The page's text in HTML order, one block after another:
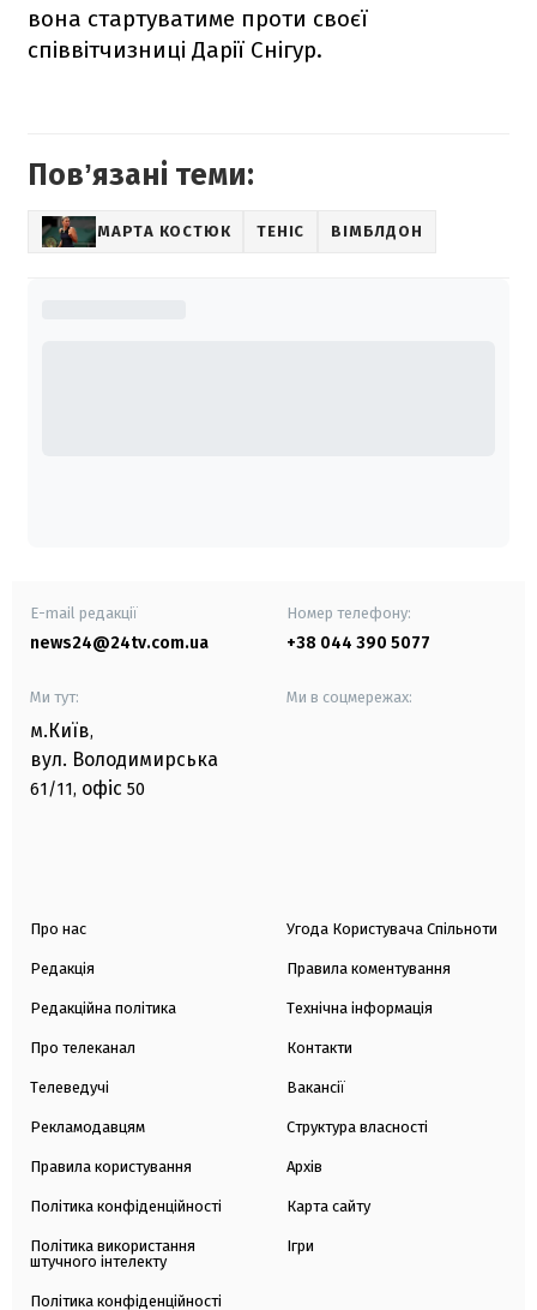
вона стартуватиме проти своєї
співвітчизниці Дарії Снігур.
Повʼязані теми:
МАРТА КОСТЮК ТЕНІС ВІМБЛДОН
E-mail редакції
news24@24tv.com.ua
Номер телефону:
+38 044 390 5077
Ми тут:
м.Київ,
вул. Володимирська
61/11, офіс 50
Ми в соцмережах:
Про нас
Редакція
Редакційна політика
Про телеканал
Телеведучі
Рекламодавцям
Правила користування
Політика конфіденційності
Політика використання
штучного інтелекту
Політика конфіденційності
Угода Користувача Спільноти
Правила коментування
Технічна інформація
Контакти
Вакансії
Структура власності
Архів
Карта сайту
Ігри